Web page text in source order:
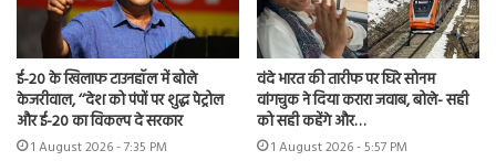
ई-20 के खिलाफ टाउनहॉल में बोले
केजरीवाल, ‘‘देश को पंपों पर शुद्ध पेट्रोल
और ई-20 का विकल्प दे सरकार
1 August 2026 - 7:35 PM
वंदे भारत की तारीफ पर घिरे सोनम
वांगचुक ने दिया करारा जवाब, बोले- सही
को सही कहेंगे और…
1 August 2026 - 5:57 PM